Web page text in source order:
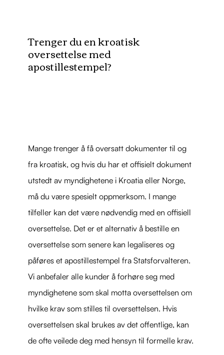
Trenger du en kroatisk
oversettelse med
apostillestempel?
Mange trenger å få oversatt dokumenter til og
fra kroatisk, og hvis du har et offisielt dokument
utstedt av myndighetene i Kroatia eller Norge,
må du være spesielt oppmerksom. I mange
tilfeller kan det være nødvendig med en offisiell
oversettelse. Det er et alternativ å bestille en
oversettelse som senere kan legaliseres og
påføres et apostillestempel fra Statsforvalteren.
Vi anbefaler alle kunder å forhøre seg med
myndighetene som skal motta oversettelsen om
hvilke krav som stilles til oversettelsen. Hvis
oversettelsen skal brukes av det offentlige, kan
de ofte veilede deg med hensyn til formelle krav.